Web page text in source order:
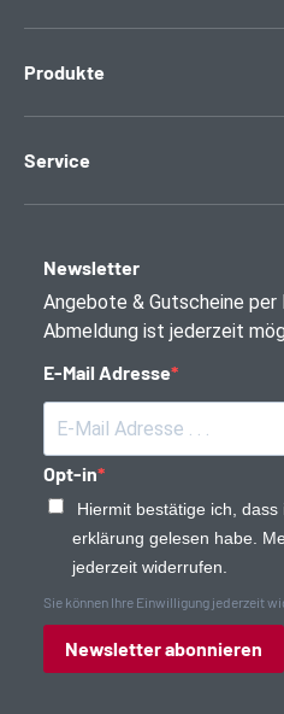
Produkte
Service
Newsletter
Angebote & Gutscheine per
Abmeldung ist jederzeit
E-Mail Adresse
Opt-in
Hiermit bestätige ich,
erklärung gelesen habe.
jederzeit widerrufen.
Sie können Ihre Einwilligung jederzeit
Newsletter abonnieren